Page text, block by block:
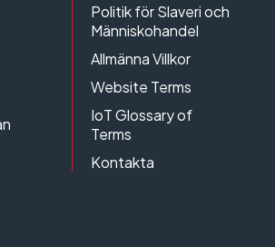
Politik för Slaveri och
Människohandel
Allmänna Villkor
Website Terms
IoT Glossary of
Terms
Kontakta